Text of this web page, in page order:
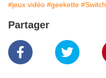
#jeux vidéo #geekette #Switch
Partager